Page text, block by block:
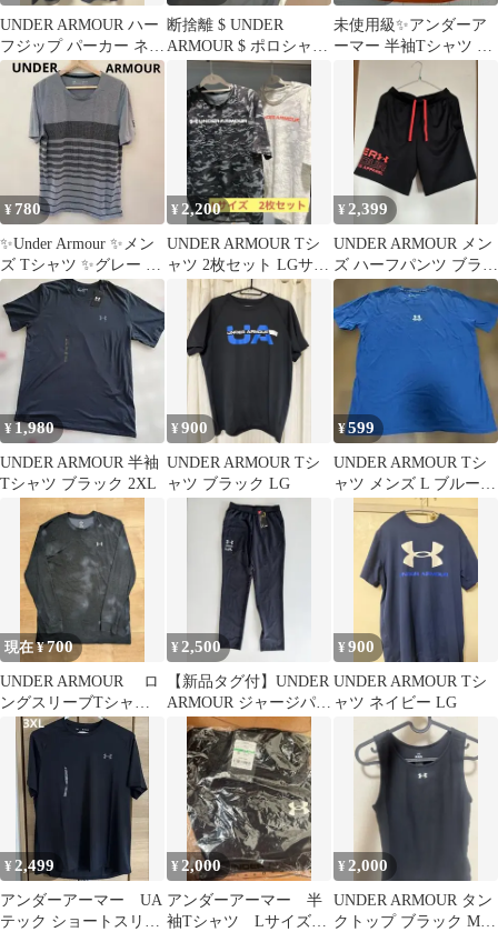
UNDER ARMOUR ハー
フジップ パーカー ネイ
ビー
断捨離 $ UNDER
ARMOUR $ ポロシャツ
2枚セット
未使用級✨️アンダーア
ーマー 半袖Tシャツ 3
枚セット XXL
¥ 780
✨Under Armour ✨メン
ズ Tシャツ ✨グレー L
サイズ✨
¥ 2,200
UNDER ARMOUR Tシ
ャツ 2枚セット LGサイ
¥ 2,399
UNDER ARMOUR メン
ズ ハーフパンツ ブラッ
ク
¥1,980
UNDER ARMOUR 半袖
Tシャツ ブラック 2XL
¥900
UNDER ARMOUR Tシ
ャツ ブラック LG
¥599
UNDER ARMOUR Tシ
ャツ メンズ L ブルー
バックプリント 半袖
現在 ¥700
UNDER ARMOUR ロ
ングスリーブTシャツ
ブラック タイダイ柄
¥ 2,500
【新品タグ付】UNDER
ARMOUR ジャージパン
ツ MDサイズ
¥900
UNDER ARMOUR Tシ
ャツ ネイビー LG
¥2,499
アンダーアーマー UA
テック ショートスリー
¥2,000
アンダーアーマー 半
袖Tシャツ Lサイズ
¥2,000
UNDER ARMOUR タン
クトップ ブラック Mサ